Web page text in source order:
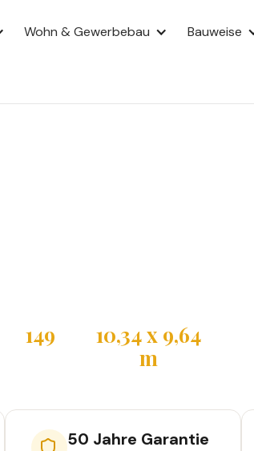
Wohn & Gewerbebau Bauweise
149
10,34 x 9,64
m
50 Jahre Garantie